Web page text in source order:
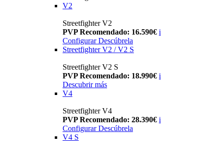
V2
Streetfighter V2
PVP Recomendado: 16.590€ i
Configurar Descúbrela
Streetfighter V2 / V2 S
Streetfighter V2 S
PVP Recomendado: 18.990€ i
Descubrir más
V4
Streetfighter V4
PVP Recomendado: 28.390€ i
Configurar Descúbrela
V4 S